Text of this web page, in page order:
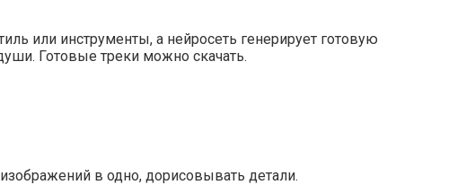
или инструменты, а нейросеть генерирует готовую
Готовые треки можно скачать.
в одно, дорисовывать детали.